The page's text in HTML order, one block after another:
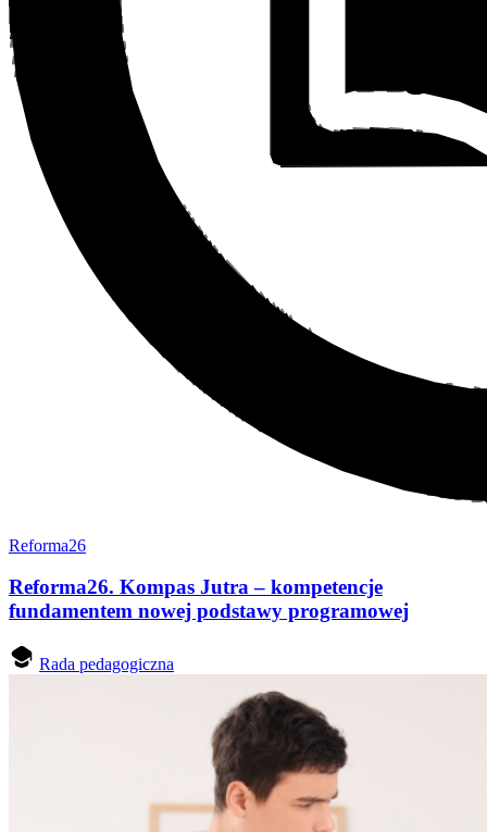
Reforma26
Reforma26. Kompas Jutra – kompetencje
fundamentem nowej podstawy programowej
Rada pedagogiczna